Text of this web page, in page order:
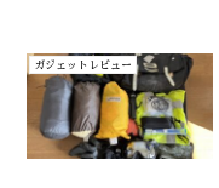
ガジェットレビュー